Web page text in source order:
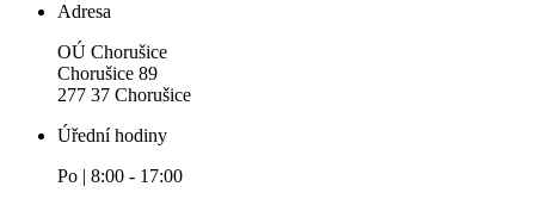
Adresa
OÚ Chorušice
Chorušice 89
277 37 Chorušice
Úřední hodiny
Po | 8:00 - 17:00